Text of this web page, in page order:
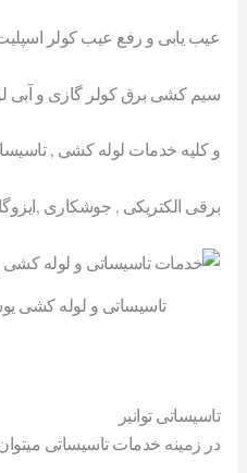
عیب یابی و رفع عیب کولر
سیم کشی برق کولر گازی و آبی
و کلیه خدمات لوله کشی ,
برقی الکتریکی , جوشکاری
تاسیساتی و لوله کشی
تاسیساتی توانیر
در زمینه خدمات تاسیساتی